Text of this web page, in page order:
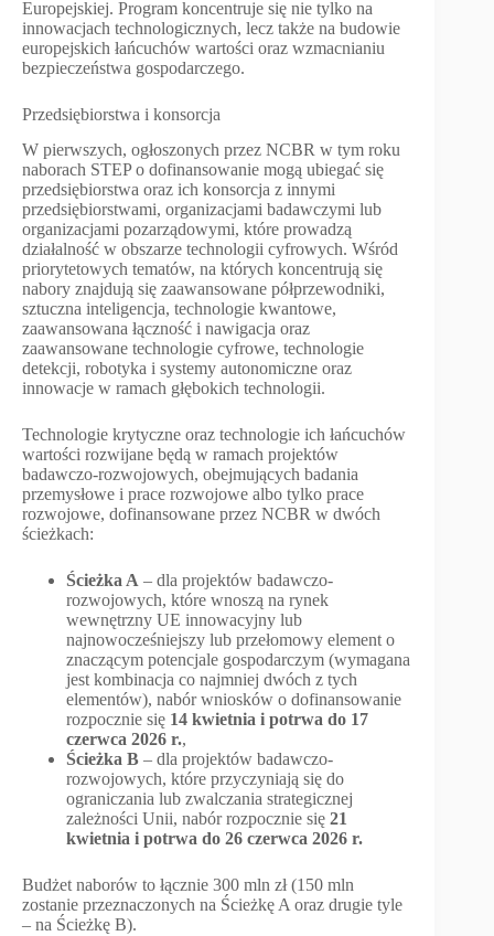
Europejskiej. Program koncentruje się nie tylko na
innowacjach technologicznych, lecz także na budowie
europejskich łańcuchów wartości oraz wzmacnianiu
bezpieczeństwa gospodarczego.
Przedsiębiorstwa i konsorcja
W pierwszych, ogłoszonych przez NCBR w tym roku
naborach STEP o dofinansowanie mogą ubiegać się
przedsiębiorstwa oraz ich konsorcja z innymi
przedsiębiorstwami, organizacjami badawczymi lub
organizacjami pozarządowymi, które prowadzą
działalność w obszarze technologii cyfrowych. Wśród
priorytetowych tematów, na których koncentrują się
nabory znajdują się zaawansowane półprzewodniki,
sztuczna inteligencja, technologie kwantowe,
zaawansowana łączność i nawigacja oraz
zaawansowane technologie cyfrowe, technologie
detekcji, robotyka i systemy autonomiczne oraz
innowacje w ramach głębokich technologii.
Technologie krytyczne oraz technologie ich łańcuchów
wartości rozwijane będą w ramach projektów
badawczo-rozwojowych, obejmujących badania
przemysłowe i prace rozwojowe albo tylko prace
rozwojowe, dofinansowane przez NCBR w dwóch
ścieżkach:
Ścieżka A – dla projektów badawczo-
rozwojowych, które wnoszą na rynek
wewnętrzny UE innowacyjny lub
najnowocześniejszy lub przełomowy element o
znaczącym potencjale gospodarczym (wymagana
jest kombinacja co najmniej dwóch z tych
elementów), nabór wniosków o dofinansowanie
rozpocznie się 14 kwietnia i potrwa do 17
czerwca 2026 r.,
Ścieżka B – dla projektów badawczo-
rozwojowych, które przyczyniają się do
ograniczania lub zwalczania strategicznej
zależności Unii, nabór rozpocznie się 21
kwietnia i potrwa do 26 czerwca 2026 r.
Budżet naborów to łącznie 300 mln zł (150 mln
zostanie przeznaczonych na Ścieżkę A oraz drugie tyle
– na Ścieżkę B).